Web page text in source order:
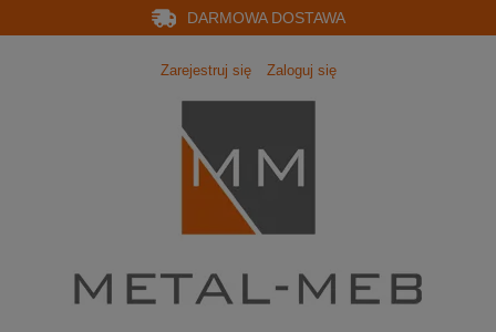
DARMOWA DOSTAWA
Zarejestruj się Zaloguj się